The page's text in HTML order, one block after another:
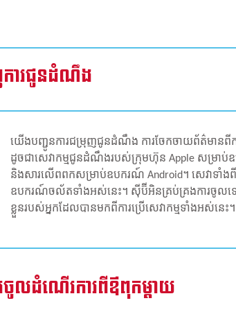
ារ​ជូន​ដំណឹង
យើងបញ្ជូនការជម្រុញជូនដំណឹង ការចែកចាយព័ត៌មានពី
ដូចជាសេវាកម្មជូនដំណឹងរបស់ក្រុមហ៊ុន Apple សម្រាប់
និងសារលើពពកសម្រាប់ឧបករណ៍ Android។ សេវាទាំងពីរ
ឧបករណ៍ចល័តទាំងអស់នេះ។ ស៊ី​ប៊ីអិនគ្រប់គ្រងការចូលទៅ
ខ្លួនរបស់អ្នកដែលបានមកពីការប្រើសេវាកម្មទាំងអស់នេះ។
ចូលដំណើរការពីឪពុកម្តាយ